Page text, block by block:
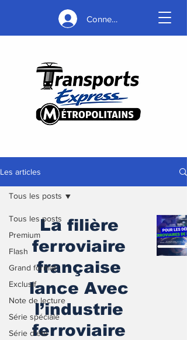
Connexion
Les articles
Tous les posts
Premium
Flash
Grand format
Exclusif
Note de lecture
Série spéciale
Série d'été
Tous les posts
La filière
ferroviaire
française
lance Avec
l’industrie
ferroviaire